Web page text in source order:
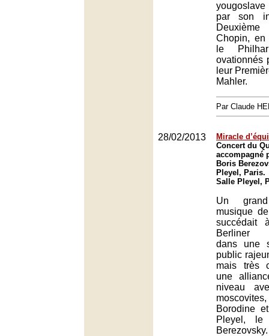
par son
Chopin, en
le
ovationnés
leur
Mahler.
Par Claude
28/02/2013
Miracle
Concert du
accompagné
Boris
Pleyel, Paris.
Salle Pleyel,
Un
musique
succédait
Berliner
dans une
public
mais très
une
niveau
Borodine
Pleyel, le
Berezovsky.